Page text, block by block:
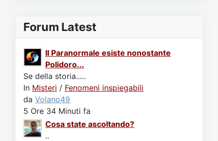
Forum Latest
Il Paranormale esiste nonostante
Polidoro...
Se della storia.....
In Misteri / Fenomeni inspiegabili
da Volano49
5 Ore 34 Minuti fa
Cosa state ascoltando?
..